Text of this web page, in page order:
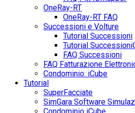
OneRay-RT
OneRay-RT FAQ
Successioni e Volture
Tutorial Successioni
Tutorial
FAQ Successioni
FAQ Fatturazione
Condominio: iCube
Tutorial
SuperFacciate
SimGara Software